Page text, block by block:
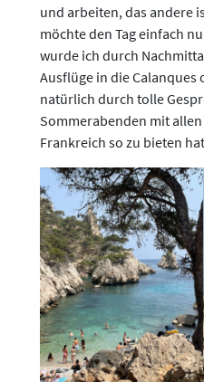
und arbeiten, das andere
möchte den Tag einfach
wurde ich durch
Ausflüge in die Calanques
natürlich durch tolle
Sommerabenden mit
Frankreich so zu bieten